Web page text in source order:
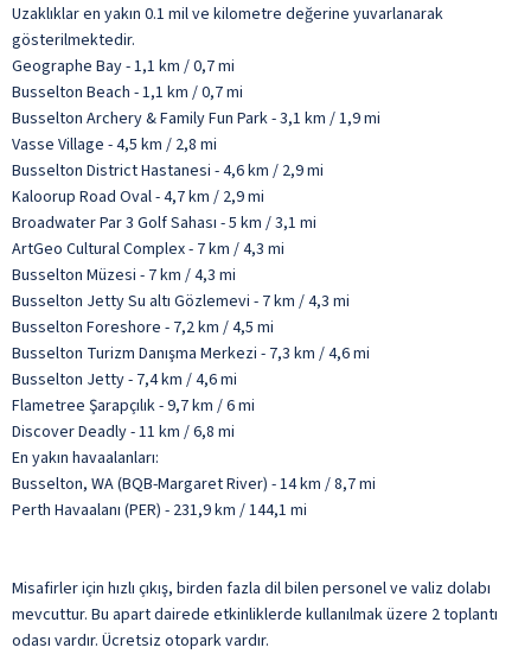
Uzaklıklar en yakın 0.1 mil ve kilometre değerine yuvarlanarak
gösterilmektedir.
Geographe Bay - 1,1 km / 0,7 mi
Busselton Beach - 1,1 km / 0,7 mi
Busselton Archery & Family Fun Park - 3,1 km / 1,9 mi
Vasse Village - 4,5 km / 2,8 mi
Busselton District Hastanesi - 4,6 km / 2,9 mi
Kaloorup Road Oval - 4,7 km / 2,9 mi
Broadwater Par 3 Golf Sahası - 5 km / 3,1 mi
ArtGeo Cultural Complex - 7 km / 4,3 mi
Busselton Müzesi - 7 km / 4,3 mi
Busselton Jetty Su altı Gözlemevi - 7 km / 4,3 mi
Busselton Foreshore - 7,2 km / 4,5 mi
Busselton Turizm Danışma Merkezi - 7,3 km / 4,6 mi
Busselton Jetty - 7,4 km / 4,6 mi
Flametree Şarapçılık - 9,7 km / 6 mi
Discover Deadly - 11 km / 6,8 mi
En yakın havaalanları:
Busselton, WA (BQB-Margaret River) - 14 km / 8,7 mi
Perth Havaalanı (PER) - 231,9 km / 144,1 mi
Misafirler için hızlı çıkış, birden fazla dil bilen personel ve valiz dolabı
mevcuttur. Bu apart dairede etkinliklerde kullanılmak üzere 2 toplantı
odası vardır. Ücretsiz otopark vardır.